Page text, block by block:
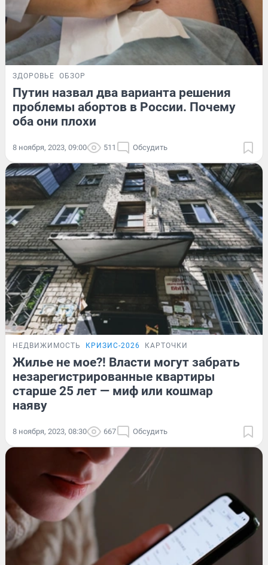
ЗДОРОВЬЕ ОБЗОР
Путин назвал два варианта решения
проблемы абортов в России. Почему
оба они плохи
8 ноября, 2023, 09:00 511 Обсудить
НЕДВИЖИМОСТЬ КРИЗИС-2026 КАРТОЧКИ
Жилье не мое?! Власти могут забрать
незарегистрированные квартиры
старше 25 лет — миф или кошмар
наяву
8 ноября, 2023, 08:30 667 Обсудить